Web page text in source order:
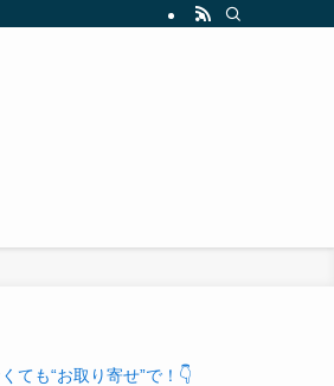
ても“お取り寄せ”で！👇